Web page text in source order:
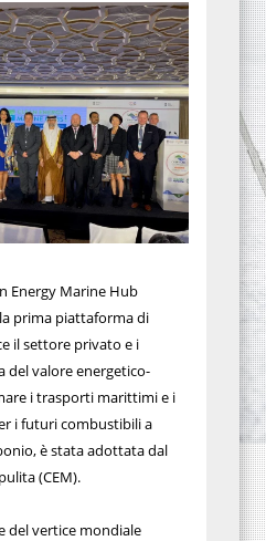
Energy Marine Hub
prima piattaforma di
il settore privato e i
del valore energetico-
i trasporti marittimi e i
i futuri combustibili a
è stata adottata dal
(CEM).
del vertice mondiale